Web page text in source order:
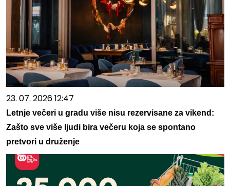
23. 07. 2026 12:47
Letnje večeri u gradu više nisu rezervisane za vikend:
Zašto sve više ljudi bira večeru koja se spontano
pretvori u druženje